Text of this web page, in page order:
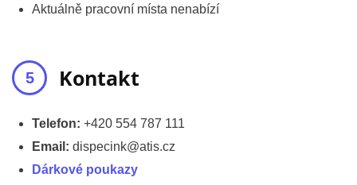
Aktuálně pracovní místa nenabízí
Kontakt
Telefon: +420 554 787 111
Email: dispecink@atis.cz
Dárkové poukazy